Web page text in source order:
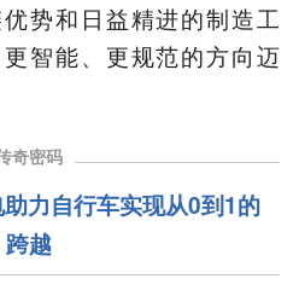
势和日益精进的制造工
智能、更规范的方向迈
奇密码
力自行车实现从0到1的
跨越